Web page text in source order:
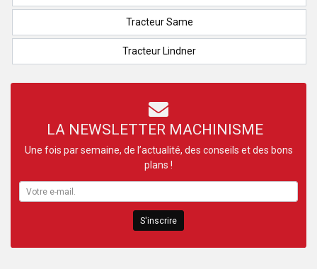
Tracteur Same
Tracteur Lindner
LA NEWSLETTER MACHINISME
Une fois par semaine, de l’actualité, des conseils et des bons
plans !
S'inscrire